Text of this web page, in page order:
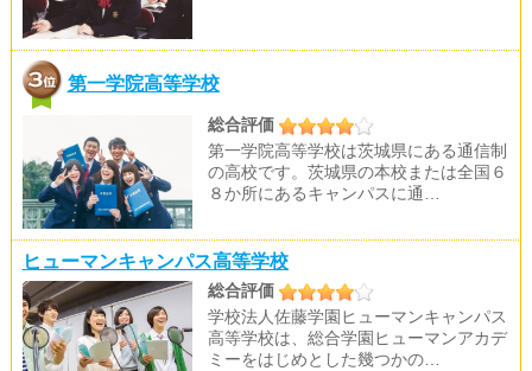
第一学院高等学校
総合評価
第一学院高等学校は茨城県にある通信制
の高校です。茨城県の本校または全国６
８か所にあるキャンパスに通…
ヒューマンキャンパス高等学校
総合評価
学校法人佐藤学園ヒューマンキャンパス
高等学校は、総合学園ヒューマンアカデ
ミーをはじめとした幾つかの…